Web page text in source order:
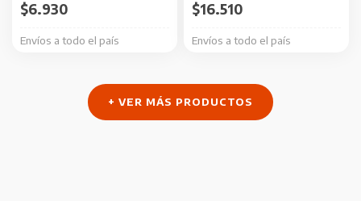
Envíos a todo el país
$6.930
Envíos a todo el país
$16.510
+ VER MÁS PRODUCTOS